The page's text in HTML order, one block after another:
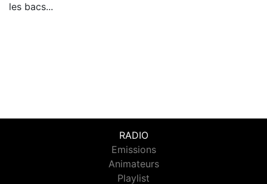
les bacs...
RADIO
Emissions
Animateurs
Playlist